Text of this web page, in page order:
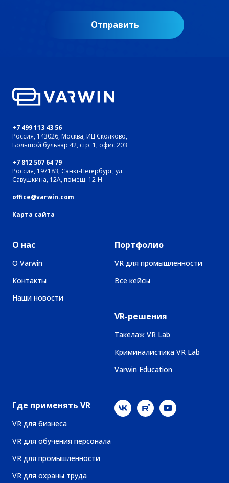
Отправить
+7 499 113 43 56
Россия, 143026, Москва, ИЦ Сколково,
Большой бульвар 42, стр. 1, офис 203
+7 812 507 64 79
Россия, 197183, Санкт-Петербург, ул.
Савушкина, 12А, помещ. 12-Н
office@varwin.com
Карта сайта
О нас
О Varwin
Контакты
Наши новости
Портфолио
VR для промышленности
Все кейсы
VR-решения
Такелаж VR Lab
Криминалистика VR Lab
Varwin Education
Где применять VR
VR для бизнеса
VR для обучения персонала
VR для промышленности
VR для охраны труда